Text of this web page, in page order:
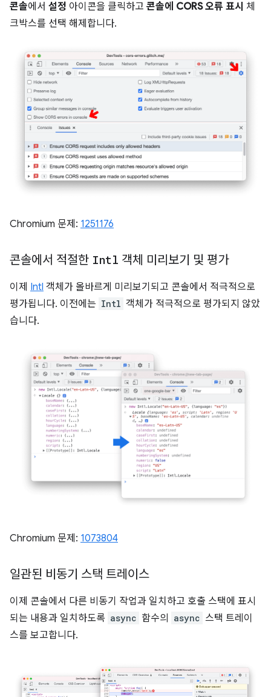
콘솔에서 설정 아이콘을 클릭하고 콘솔에 CORS 오류 표시 체
크박스를 선택 해제합니다.
Chromium 문제: 1251176
콘솔에서 적절한 Intl 객체 미리보기 및 평가
이제 Intl 객체가 올바르게 미리보기되고 콘솔에서 적극적으로
평가됩니다. 이전에는 Intl 객체가 적극적으로 평가되지 않았
습니다.
Chromium 문제: 1073804
일관된 비동기 스택 트레이스
이제 콘솔에서 다른 비동기 작업과 일치하고 호출 스택에 표시
되는 내용과 일치하도록 async 함수의 async 스택 트레이
스를 보고합니다.